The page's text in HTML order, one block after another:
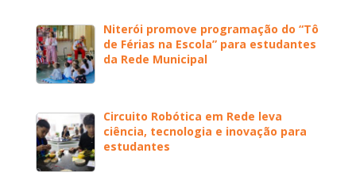
Niterói promove programação do “Tô
de Férias na Escola” para estudantes
da Rede Municipal
Circuito Robótica em Rede leva
ciência, tecnologia e inovação para
estudantes